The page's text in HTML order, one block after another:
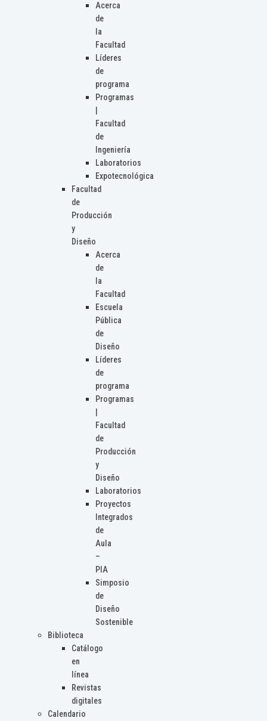
Acerca
de
la
Facultad
Líderes
de
programa
Programas
Facultad
de
Ingeniería
Laboratorios
Expotecnológica
Facultad
de
Producción
y
Diseño
Acerca
de
la
Facultad
Escuela
Pública
de
Diseño
Líderes
de
programa
Programas
Facultad
de
Producción
y
Diseño
Laboratorios
Proyectos
Integrados
de
Aula
–
PIA
Simposio
de
Diseño
Sostenible
Biblioteca
Catálogo
en
línea
Revistas
digitales
Calendario